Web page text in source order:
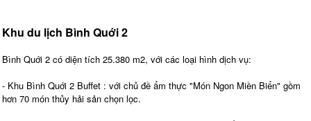
Khu du lịch Bình Quới 2
Bình Quới 2 có diện tích 25.380 m2, với các loại hình dịch vụ:
- Khu Bình Quới 2 Buffet : với chủ đề ẩm thực "Món Ngon Miền Biển" gồm
hơn 70 món thủy hải sản chọn lọc.